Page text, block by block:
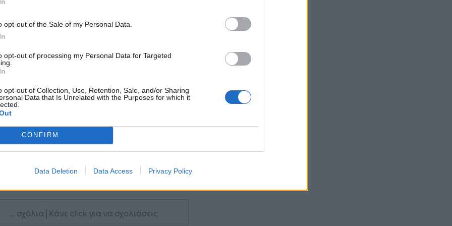
opt-out of the Sale of my Personal Data.
opt-out of processing my Personal Data for Targeted
opt-out of Collection, Use, Retention, Sale, and/or Sharing
Data that Is Unrelated with the Purposes for which it
CONFIRM
Data Deletion Data Access Privacy Policy
Ακολουθήστε το
Google News και μάθετε πρώτοι
Δείτε όλες τις τελευταίες
επιχειρηματικέςΕιδήσειςαπό την
... σχόλια | Κάνε click για να σχολιάσεις